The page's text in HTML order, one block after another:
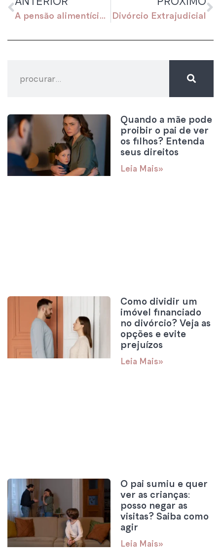
A pensão alimentícia pode ser alterada? Divórcio Extrajudicial
Quando a mãe pode
proibir o pai de ver
os filhos? Entenda
seus direitos
Leia Mais»
Como dividir um
imóvel financiado
no divórcio? Veja as
opções e evite
prejuízos
Leia Mais»
O pai sumiu e quer
ver as crianças:
posso negar as
visitas? Saiba como
agir
Leia Mais»